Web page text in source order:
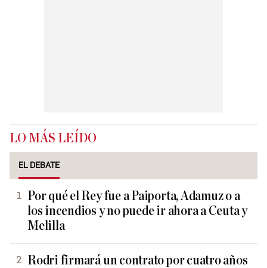
LO MÁS LEÍDO
EL DEBATE
Por qué el Rey fue a Paiporta, Adamuz o a
los incendios y no puede ir ahora a Ceuta y
Melilla
Rodri firmará un contrato por cuatro años